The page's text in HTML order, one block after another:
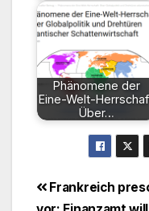
Phänomene der
Eine-Welt-
Über…
Frankreich